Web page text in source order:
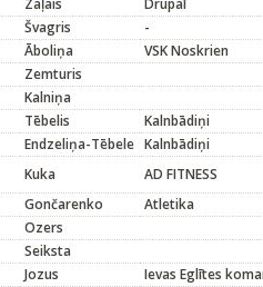
Zaļais
Drupal
Švagris
-
Āboliņa
VSK Noskrien
Zemturis
Kalniņa
Tēbelis
Kalnbādiņi
Endzeliņa-Tēbele Kalnbādiņi
Kuka
AD FITNESS
Gončarenko
Atletika
Ozers
Seiksta
Jozus
Ievas Eglītes